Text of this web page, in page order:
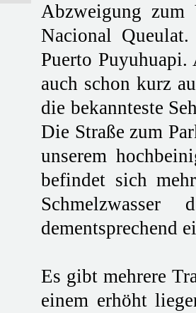
Abzweigung zum
Nacional
Puerto
auch schon kurz
die bekannteste
Die Straße zum
unserem
befindet sich
dementsprechend
Es gibt mehrere
einem erhöht